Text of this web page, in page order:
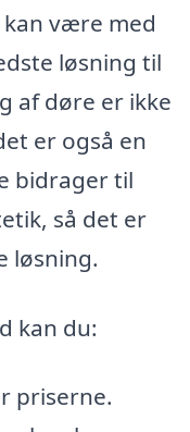
være med
løsning til
af døre er ikke
er også en
bidrager til
så det er
løsning.
kan du:
priserne.